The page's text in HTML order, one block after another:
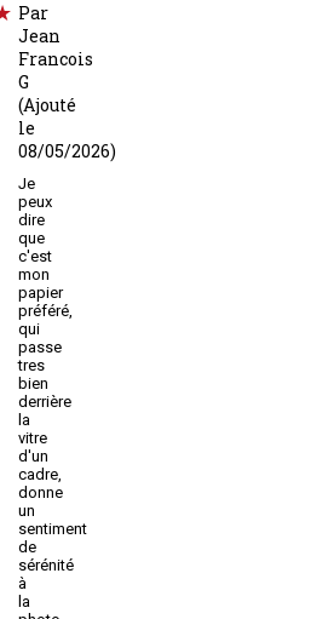
Par
Jean
Francois
G
(Ajouté
le
08/05/2026)
Je
peux
dire
que
c'est
mon
papier
préféré,
qui
passe
tres
bien
derrière
la
vitre
d'un
cadre,
donne
un
sentiment
de
sérénité
à
la